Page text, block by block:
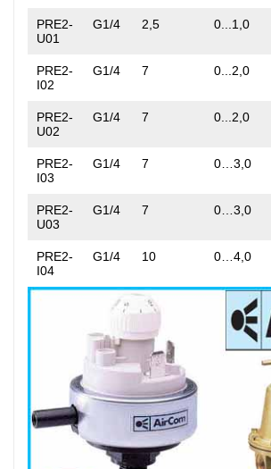
PRE2-
U01
G1/4 2,5 0...1,0
PRE2-
I02
G1/4 7 0...2,0
PRE2-
U02
G1/4 7 0...2,0
PRE2-
I03
G1/4 7 0…3,0
PRE2-
U03
G1/4 7 0…3,0
PRE2-
I04
G1/4 10 0…4,0